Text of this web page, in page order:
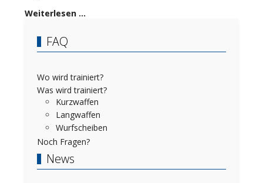
Weiterlesen …
FAQ
Wo wird trainiert?
Was wird trainiert?
Kurzwaffen
Langwaffen
Wurfscheiben
Noch Fragen?
News